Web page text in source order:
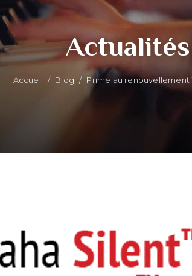
Actualités
Accueil / Blog / Prime au renouvellement